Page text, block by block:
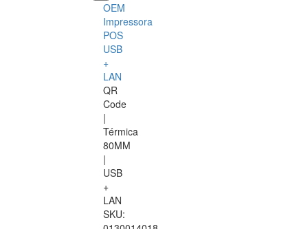
OEM
Impressora
POS
USB
+
LAN
QR
Code
|
Térmica
80MM
|
USB
+
LAN
SKU: